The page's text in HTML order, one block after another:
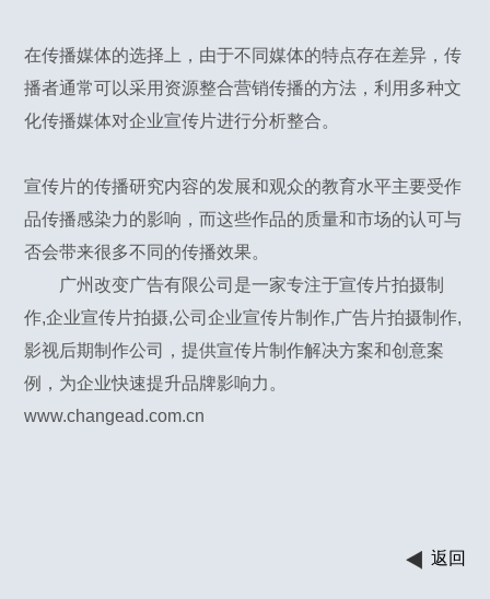
在传播媒体的选择上，由于不同媒体的特点存在差异，传
播者通常可以采用资源整合营销传播的方法，利用多种文
化传播媒体对企业宣传片进行分析整合。
宣传片的传播研究内容的发展和观众的教育水平主要受作
品传播感染力的影响，而这些作品的质量和市场的认可与
否会带来很多不同的传播效果。
广州改变广告有限公司是一家专注于宣传片拍摄制
作,企业宣传片拍摄,公司企业宣传片制作,广告片拍摄制作,
影视后期制作公司，提供宣传片制作解决方案和创意案
例，为企业快速提升品牌影响力。
www.changead.com.cn
返回